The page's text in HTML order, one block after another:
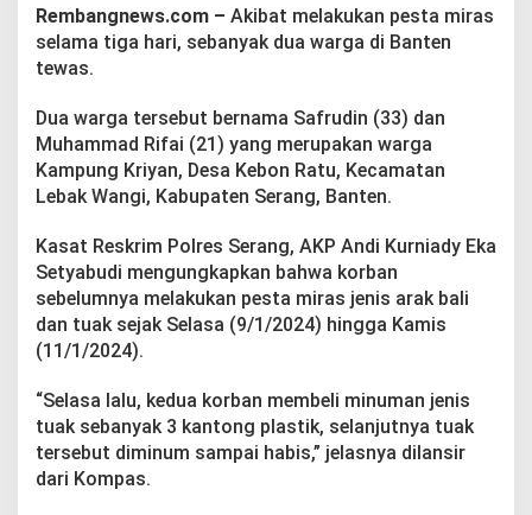
W
a
r
d
i
B
a
n
e
n
e
w
Rembangnews.com – Akibat melakukan pesta miras
selama tiga hari, sebanyak dua warga di Banten
tewas.
Dua warga tersebut bernama Safrudin (33) dan
Muhammad Rifai (21) yang merupakan warga
Kampung Kriyan, Desa Kebon Ratu, Kecamatan
Lebak Wangi, Kabupaten Serang, Banten.
Kasat Reskrim Polres Serang, AKP Andi Kurniady Eka
Setyabudi mengungkapkan bahwa korban
sebelumnya melakukan pesta miras jenis arak bali
dan tuak sejak Selasa (9/1/2024) hingga Kamis
(11/1/2024).
“Selasa lalu, kedua korban membeli minuman jenis
tuak sebanyak 3 kantong plastik, selanjutnya tuak
tersebut diminum sampai habis,” jelasnya dilansir
dari Kompas.